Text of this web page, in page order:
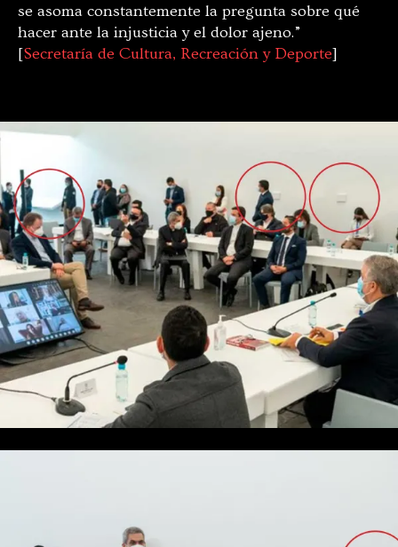
se asoma constantemente la pregunta sobre qué
hacer ante la injusticia y el dolor ajeno.”
[Secretaría de Cultura, Recreación y Deporte]